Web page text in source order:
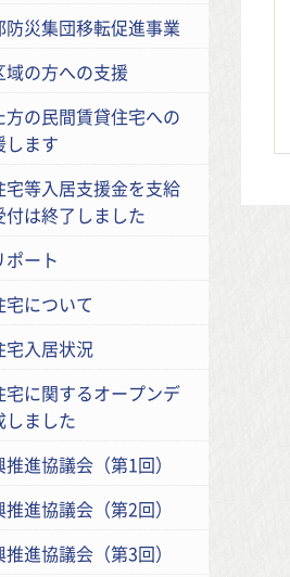
災集団移転促進事業
域の方への支援
の民間賃貸住宅への
します
宅等入居支援金を支給
は終了しました
ポート
について
宅入居状況
宅に関するオープンデ
しました
進協議会（第1回）
進協議会（第2回）
進協議会（第3回）